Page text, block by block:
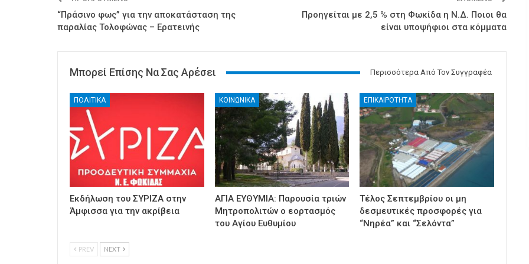
“Πράσινο φως” για την αποκατάσταση της
παραλίας Τολοφώνας – Ερατεινής
Προηγείται με 2,5 % στη Φωκίδα η Ν.Δ. Ποιοι θα
είναι υποψήφιοι στα κόμματα
Μπορεί Επίσης Να Σας Αρέσει Περισσότερα Από Τον Συγγραφέα
ΠΟΛΙΤΙΚΑ
Εκδήλωση του ΣΥΡΙΖΑ στην
Άμφισσα για την ακρίβεια
ΚΟΙΝΩΝΙΚΑ
ΑΓΙΑ ΕΥΘΥΜΙΑ: Παρουσία τριών
Μητροπολιτών ο εορτασμός
του Αγίου Ευθυμίου
ΕΠΙΚΑΙΡΟΤΗΤΑ
Τέλος Σεπτεμβρίου οι μη
δεσμευτικές προσφορές για
“Νηρέα” και “Σελόντα”
PREV NEXT